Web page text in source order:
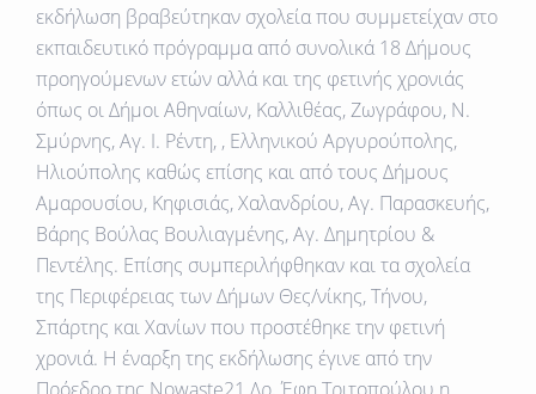
εκδήλωση βραβεύτηκαν σχολεία που συμμετείχαν στο
εκπαιδευτικό πρόγραμμα από συνολικά 18 Δήμους
προηγούμενων ετών αλλά και της φετινής χρονιάς
όπως οι Δήμοι Αθηναίων, Καλλιθέας, Ζωγράφου, Ν.
Σμύρνης, Αγ. Ι. Ρέντη, , Ελληνικού Αργυρούπολης,
Ηλιούπολης καθώς επίσης και από τους Δήμους
Αμαρουσίου, Κηφισιάς, Χαλανδρίου, Αγ. Παρασκευής,
Βάρης Βούλας Βουλιαγμένης, Αγ. Δημητρίου &
Πεντέλης. Επίσης συμπεριλήφθηκαν και τα σχολεία
της Περιφέρειας των Δήμων Θες/νίκης, Τήνου,
Σπάρτης και Χανίων που προστέθηκε την φετινή
χρονιά. Η έναρξη της εκδήλωσης έγινε από την